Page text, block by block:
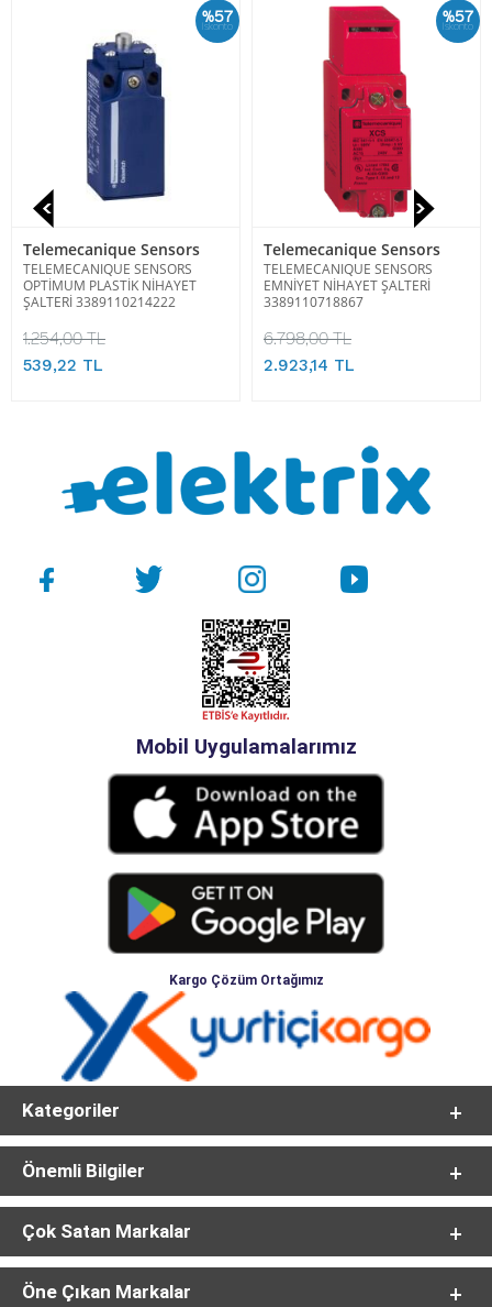
%57
İskonto
Telemecanique Sensors
TELEMECANIQUE SENSORS
OPTİMUM PLASTİK NİHAYET
ŞALTERİ 3389110214222
1.254,00 TL
539,22 TL
%57
İskonto
Telemecanique Sensors
TELEMECANIQUE SENSORS
EMNİYET NİHAYET ŞALTERİ
3389110718867
6.798,00 TL
2.923,14 TL
Mobil Uygulamalarımız
Kargo Çözüm Ortağımız
Kategoriler
Önemli Bilgiler
Çok Satan Markalar
Öne Çıkan Markalar